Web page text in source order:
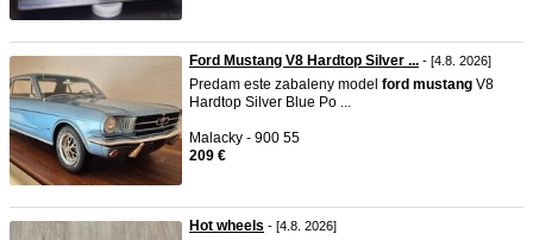
Ford Mustang V8 Hardtop Silver ... - [4.8. 2026]
Predam este zabaleny model ford mustang V8
Hardtop Silver Blue Po ...
Malacky - 900 55
209 €
Hot wheels - [4.8. 2026]